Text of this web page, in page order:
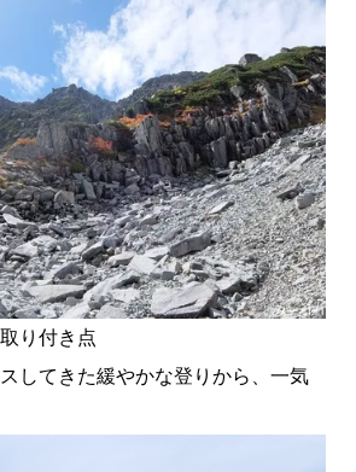
り付き点
してきた緩やかな登りから、一気